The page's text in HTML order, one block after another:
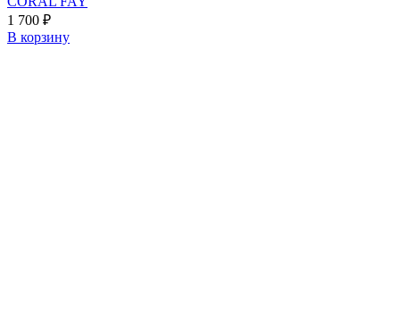
1 700 ₽
В корзину